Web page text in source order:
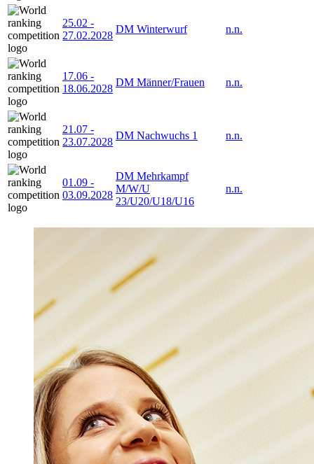
25.02 -
27.02.2028
DM Winterwurf n.n.
17.06 -
18.06.2028
DM Männer/Frauen n.n.
21.07 -
23.07.2028
DM Nachwuchs 1 n.n.
01.09 -
03.09.2028
DM Mehrkampf
M/W/U
23/U20/U18/U16
n.n.